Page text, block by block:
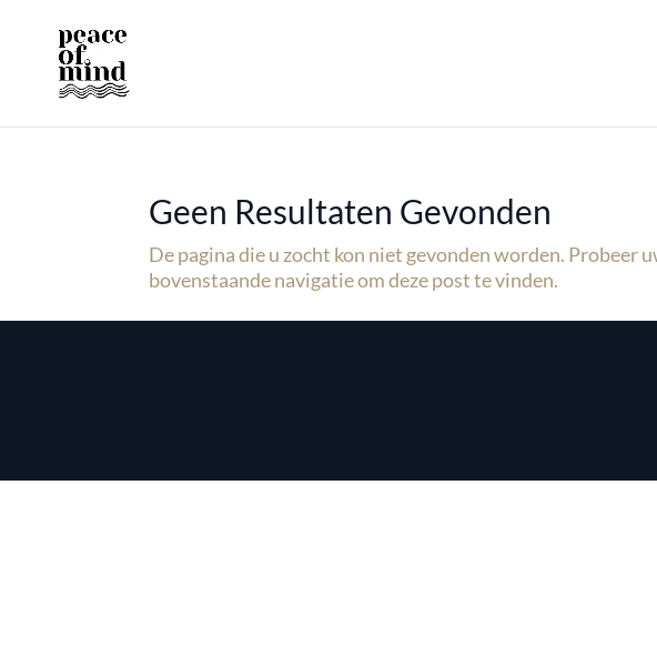
Geen Resultaten Gevonden
De pagina die u zocht kon niet gevonden worden. Probeer
bovenstaande navigatie om deze post te vinden.